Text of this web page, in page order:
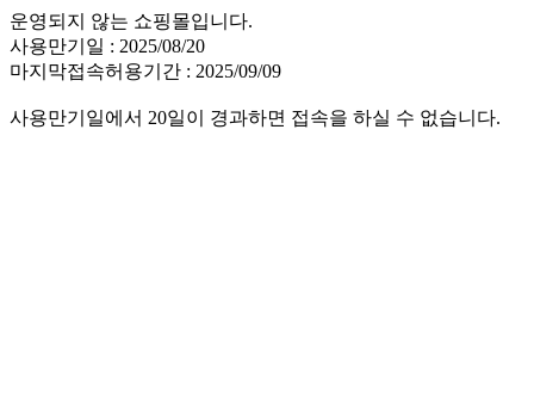
운영되지 않는 쇼핑몰입니다.
사용만기일 : 2025/08/20
마지막접속허용기간 : 2025/09/09
사용만기일에서 20일이 경과하면 접속을 하실 수 없습니다.